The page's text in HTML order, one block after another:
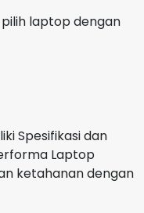
laptop dengan
Spesifikasi dan
Laptop
ketahanan dengan